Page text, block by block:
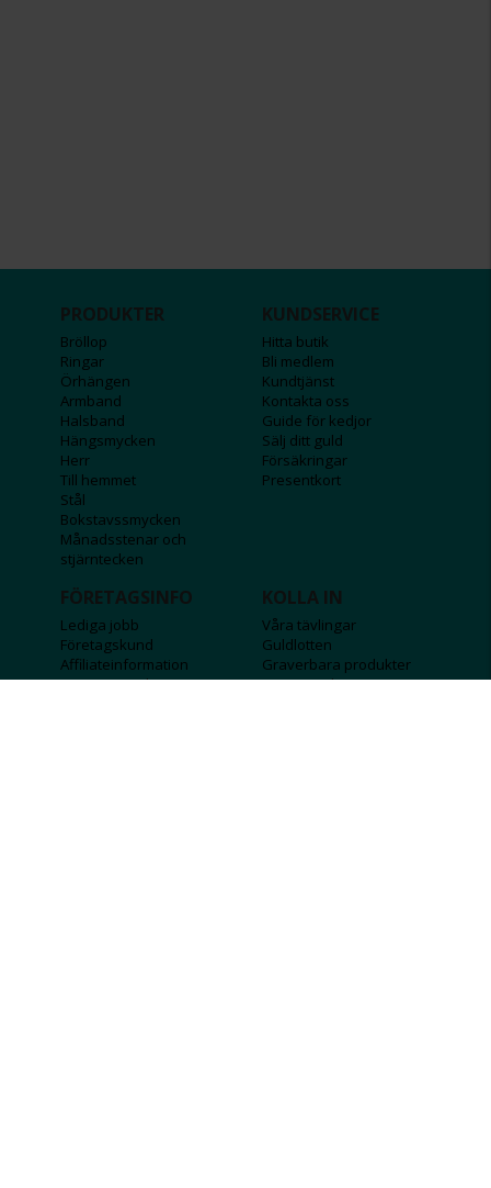
PRODUKTER
Bröllop
Ringar
Örhängen
Armband
Halsband
Hängsmycken
Herr
Till hemmet
Stål
Bokstavssmycken
Månadsstenar och
stjärntecken
KUNDSERVICE
Hitta butik
Bli medlem
Kundtjänst
Kontakta oss
Guide för kedjor
Sälj ditt guld
Försäkringar
Presentkort
FÖRETAGSINFO
Lediga jobb
Företagskund
Affiliateinformation
Integritetspolicy
KOLLA IN
Våra tävlingar
Guldlotten
Graverbara produkter
Rosa Bandet